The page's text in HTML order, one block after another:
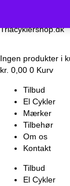
Triacyklershop.dk
Ingen produkter i
kr. 0,00 0 Kurv
Tilbud
El Cykler
Mærker
Tilbehør
Om os
Kontakt
Tilbud
El Cykler